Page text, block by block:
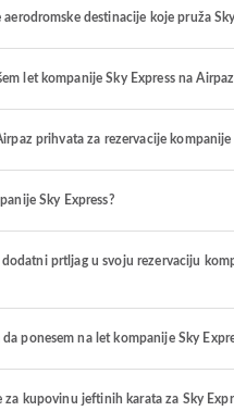
destinacije koje pruža
let kompanije Sky Express na
prihvata za rezervacije kompanije
Sky Express?
prtljag u svoju rezervaciju
ponesem na let kompanije Sky
za kupovinu jeftinih karata za Sky